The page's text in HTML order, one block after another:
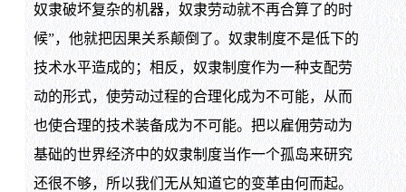
奴隶破坏复杂的机器，奴隶劳动就不再合算了的时
候”，他就把因果关系颠倒了。奴隶制度不是低下的
技术水平造成的；相反，奴隶制度作为一种支配劳
动的形式，使劳动过程的合理化成为不可能，从而
也使合理的技术装备成为不可能。把以雇佣劳动为
基础的世界经济中的奴隶制度当作一个孤岛来研究
还很不够，所以我们无从知道它的变革由何而起。